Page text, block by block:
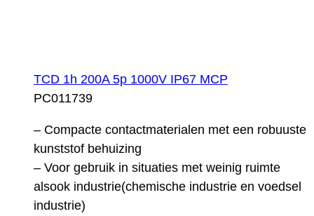
TCD 1h 200A 5p 1000V IP67 MCP
PC011739
– Compacte contactmaterialen met een robuuste
kunststof behuizing
– Voor gebruik in situaties met weinig ruimte
alsook industrie(chemische industrie en voedsel
industrie)